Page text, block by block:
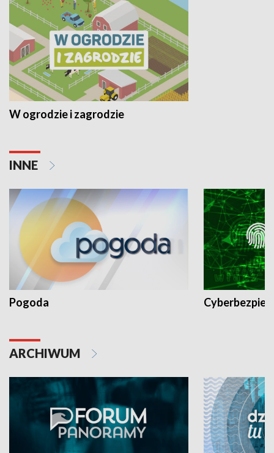
W ogrodzie i zagrodzie
INNE
Pogoda
ARCHIWUM